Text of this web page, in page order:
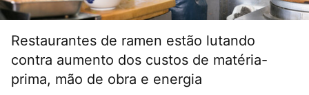
Restaurantes de ramen estão lutando
contra aumento dos custos de matéria-
prima, mão de obra e energia